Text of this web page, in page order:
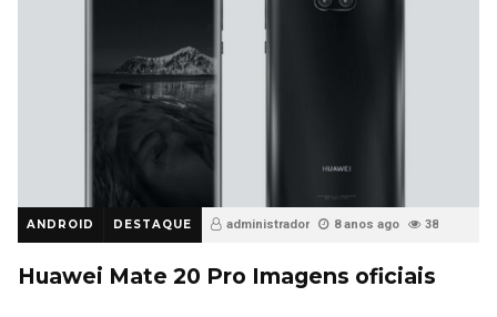
ANDROID DESTAQUE administrador 8 anos ago 38
Huawei Mate 20 Pro Imagens oficiais